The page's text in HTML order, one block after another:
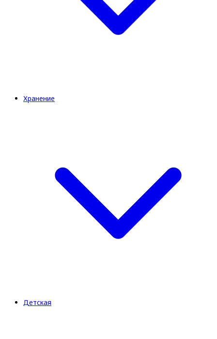
Хранение
Детская